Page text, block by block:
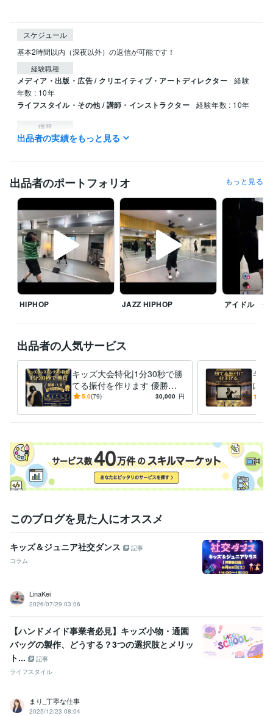
スケジュール
基本2時間以内（深夜以外）の返信が可能です！
経験職種
メディア・出版・広告 / クリエイティブ・アートディレクター
経験
年数 : 10年
ライフスタイル・その他 / 講師・インストラクター 経験年数 : 10年
職歴
個人 2017年4月 ~ 現在
受賞歴
ビジネス・クリエイティブツール
CapCut:4年
InShot:3年
得意分野
オンラインレッスン・習い事 ダンス振り付け ダンスレッスン
ダンス
語学力
英語 日常会話レベル
出品者の実績をもっと見る
出品者のポートフォリオ もっと見る
HIPHOP JAZZ HIPHOP アイドル ダ
出品者の人気サービス
キッズ大会特化|1分30秒で勝
てる振付を作ります 優勝・
入賞実績多数。結果を出す振
5.0(79) 30,000 円
キッ
に仕
時間
このブログを見た人にオススメ
キッズ＆ジュニア社交ダンス
記事
コラム
LinaKei
2026/07/29 03:06
【ハンドメイド事業者必見】キッズ小物・通園
バッグの製作、どうする？3つの選択肢とメリッ
ト...
記事
ライフスタイル
まり_丁寧な仕事
2025/12/23 08:04